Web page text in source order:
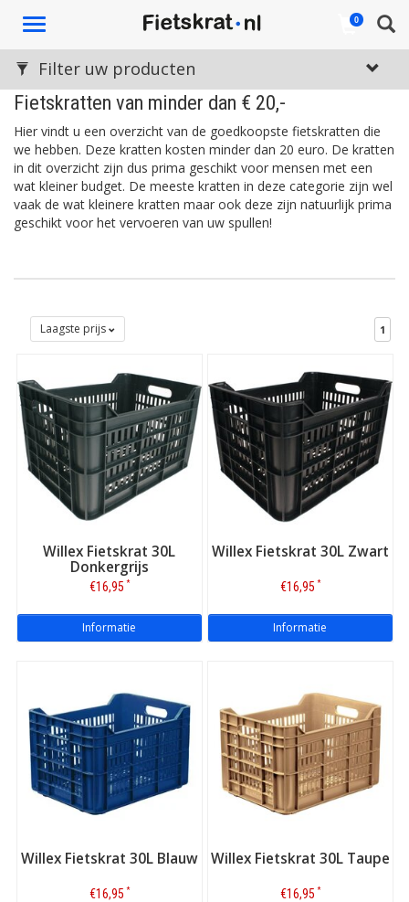
Toggle
0
Fietskratten van minder dan € 20,-
Hier vindt u een overzicht van de goedkoopste fietskratten die
we hebben. Deze kratten kosten minder dan 20 euro. De kratten
in dit overzicht zijn dus prima geschikt voor mensen met een
wat kleiner budget. De meeste kratten in deze categorie zijn wel
vaak de wat kleinere kratten maar ook deze zijn natuurlijk prima
geschikt voor het vervoeren van uw spullen!
Filter uw producten
Laagste prijs 1
Willex Fietskrat 30L
Donkergrijs
€16,95 *
Informatie
Willex Fietskrat 30L Zwart
€16,95 *
Informatie
Willex Fietskrat 30L Blauw
€16,95 *
Willex Fietskrat 30L Taupe
€16,95 *